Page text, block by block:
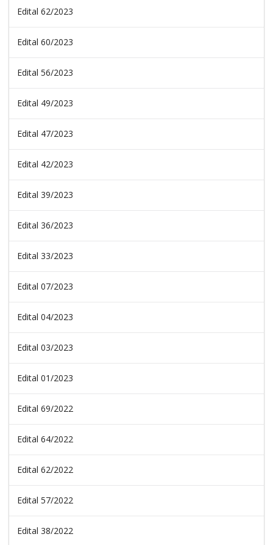
Edital 62/2023
Edital 60/2023
Edital 56/2023
Edital 49/2023
Edital 47/2023
Edital 42/2023
Edital 39/2023
Edital 36/2023
Edital 33/2023
Edital 07/2023
Edital 04/2023
Edital 03/2023
Edital 01/2023
Edital 69/2022
Edital 64/2022
Edital 62/2022
Edital 57/2022
Edital 38/2022